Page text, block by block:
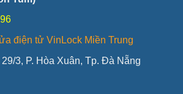
điện tử VinLock Miền Trung
3, P. Hòa Xuân, Tp. Đà Nẵng